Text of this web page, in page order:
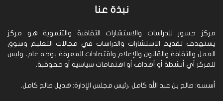
نبذة عنا
مركز جسور للدراسات والاستشارات الثقافية والتنموية هو مركز
يستهدف تقديم الاستشارات والدراسات في مجالات التعليم وسوق
العمل والثقافة والقانون والإعلام واقتصادات المعرفة بوجه عام، وليس
للمركز أي أنشطة أو أهداف أو اهتمامات سياسية أو حقوقية.
أسسه: صالح بن عبد الله كامل ،رئيس مجلس الإدارة: هديل صالح كامل.